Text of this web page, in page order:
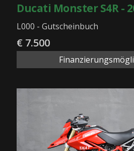
Ducati Monster S4R -
L000 - Gutscheinbuch
€ 7.500